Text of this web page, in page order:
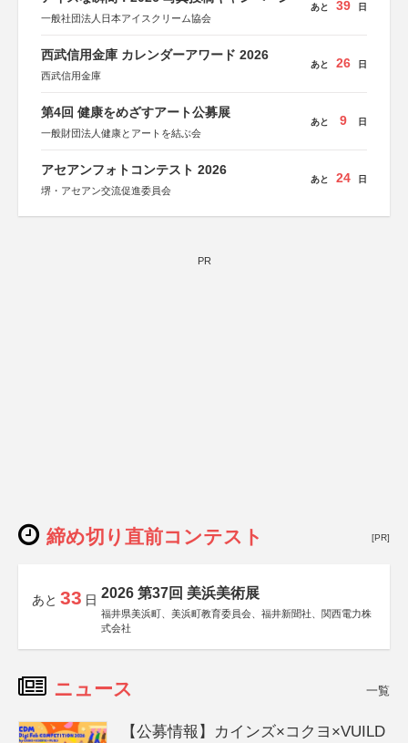
一般社団法人日本アイスクリーム協会
あと 39 日
西武信用金庫 カレンダーアワード 2026
西武信用金庫
あと 26 日
第4回 健康をめざすアート公募展
一般財団法人健康とアートを結ぶ会
あと 9 日
アセアンフォトコンテスト 2026
堺・アセアン交流促進委員会
あと 24 日
PR
締め切り直前コンテスト [PR]
あと 33 日 2026 第37回 美浜美術展
福井県美浜町、美浜町教育委員会、福井新聞社、関西電力株
式会社
ニュース 一覧
【公募情報】カインズ×コクヨ×VUILD